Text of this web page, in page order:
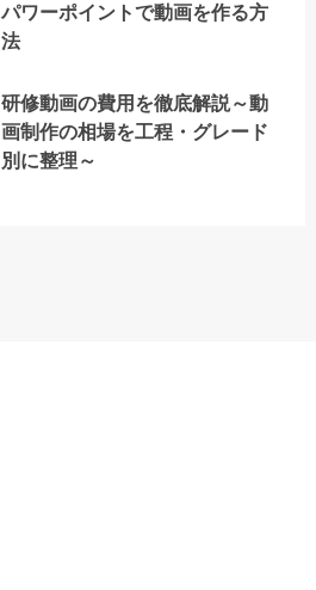
パワーポイントで動画を作る方
法
研修動画の費用を徹底解説～動
画制作の相場を工程・グレード
別に整理～